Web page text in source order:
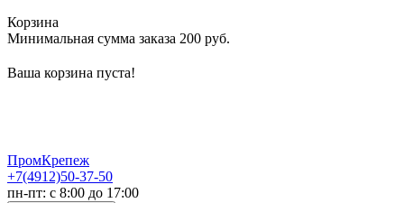
Корзина
Минимальная сумма заказа 200 руб.
Ваша корзина пуста!
ПромКрепеж
+7(4912)50-37-50
пн-пт: с 8:00 до 17:00